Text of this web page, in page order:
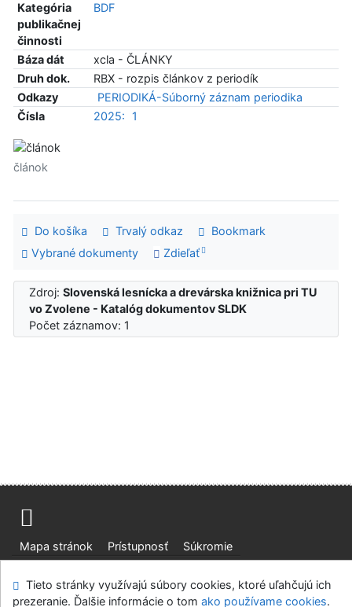
Kategória
publikačnej
činnosti
BDF
Báza dát
xcla - ČLÁNKY
Druh dok.
RBX - rozpis článkov z periodík
Odkazy
PERIODIKÁ-Súborný záznam periodika
Čísla
2025: 1
článok
Do košíka Trvalý odkaz
Bookmark
Vybrané dokumenty
Zdieľať
Zdroj:Slovenská lesnícka a drevárska knižnica pri TU
vo Zvolene - Katalóg dokumentov SLDK
Počet záznamov: 1
Mapa stránok Prístupnosť
Súkromie
Tieto stránky využívajú súbory cookies, ktoré uľahčujú ich
prezeranie. Ďalšie informácie o tom ako používame cookies.